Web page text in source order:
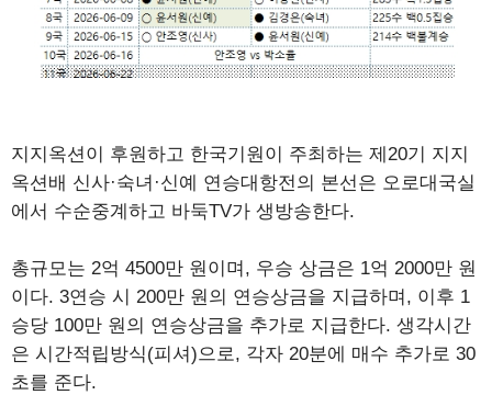
지지옥션이 후원하고 한국기원이 주최하는 제20기 지지
옥션배 신사·숙녀·신예 연승대항전의 본선은 오로대국실
에서 수순중계하고 바둑TV가 생방송한다.
총규모는 2억 4500만 원이며, 우승 상금은 1억 2000만 원
이다. 3연승 시 200만 원의 연승상금을 지급하며, 이후 1
승당 100만 원의 연승상금을 추가로 지급한다. 생각시간
은 시간적립방식(피셔)으로, 각자 20분에 매수 추가로 30
초를 준다.